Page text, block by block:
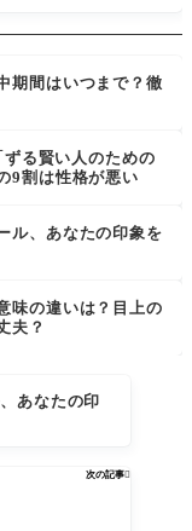
期間はいつまで？徹
る賢い人のための
9割は性格が悪い
ル、あなたの印象を
味の違いは？目上の
夫？
あなたの印
次の記事